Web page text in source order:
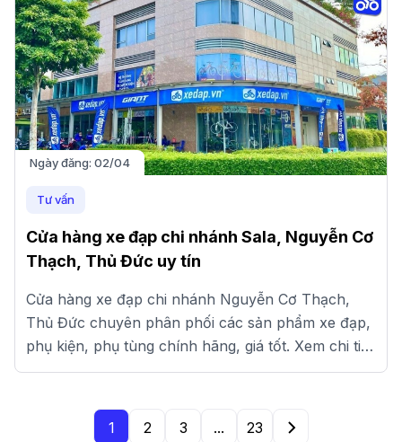
Ngày đăng: 02/04
Tư vấn
Cửa hàng xe đạp chi nhánh Sala, Nguyễn Cơ
Thạch, Thủ Đức uy tín
Cửa hàng xe đạp chi nhánh Nguyễn Cơ Thạch,
Thủ Đức chuyên phân phối các sản phẩm xe đạp,
phụ kiện, phụ tùng chính hãng, giá tốt. Xem chi tiết
tại đây.
1 2 3 ... 23